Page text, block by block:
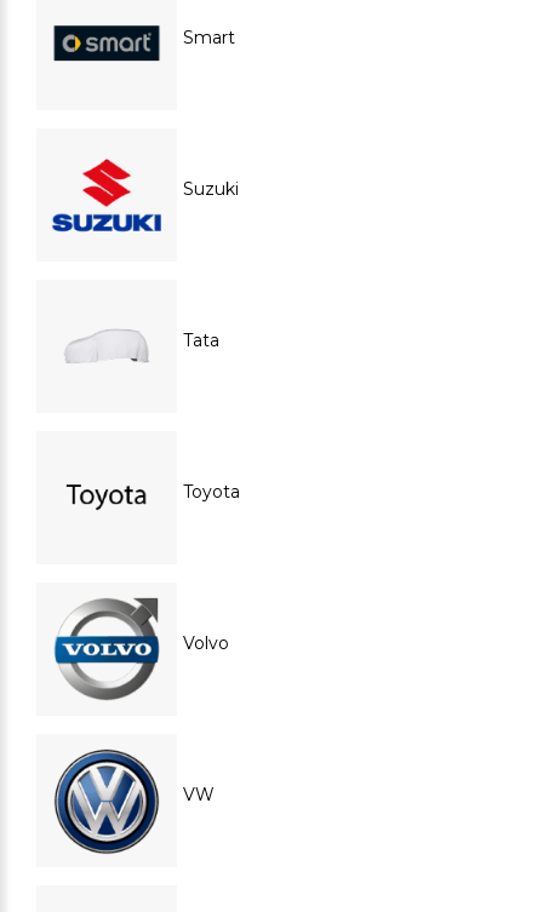
Smart
Suzuki
Tata
Toyota
Volvo
VW